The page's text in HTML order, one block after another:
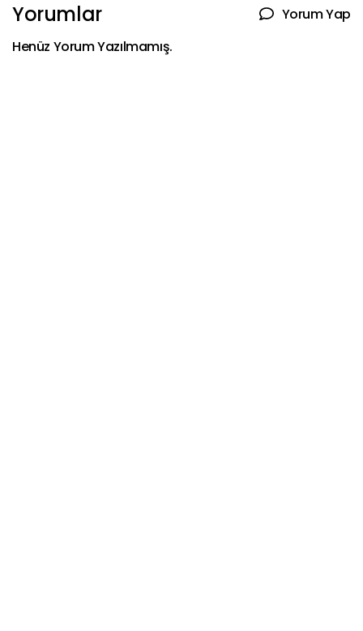
Yorumlar
Yorum Yap
Henüz Yorum Yazılmamış.